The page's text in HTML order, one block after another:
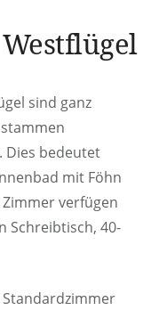
sind ganz
Dies bedeutet
mit Föhn
verfügen
Schreibtisch, 40-